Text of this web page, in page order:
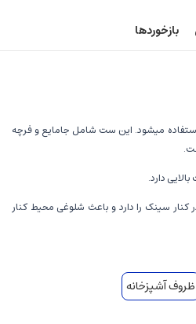
بازخوردها
میشود. این ست شامل جامایع و فرچه
دارد.
کنار سینک را دارد و باعث شلوغی محیط کنار
ظروف آشپزخانه